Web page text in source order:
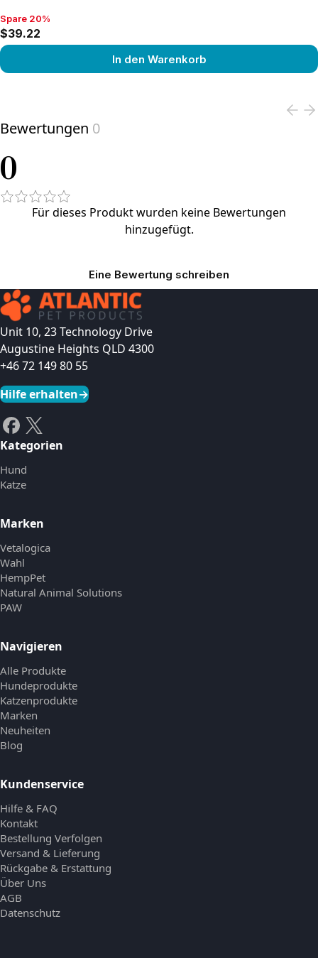
Spare 20%, $39.22
Spare 20%
$39.22
In den Warenkorb
Bewertungen 0
0
Für dieses Produkt wurden keine Bewertungen
hinzugefügt.
Eine Bewertung schreiben
Unit 10, 23 Technology Drive
Augustine Heights QLD 4300
+46 72 149 80 55
Hilfe erhalten→
Kategorien
Hund
Katze
Marken
Vetalogica
Wahl
HempPet
Natural Animal Solutions
PAW
Navigieren
Alle Produkte
Hundeprodukte
Katzenprodukte
Marken
Neuheiten
Blog
Kundenservice
Hilfe & FAQ
Kontakt
Bestellung Verfolgen
Versand & Lieferung
Rückgabe & Erstattung
Über Uns
AGB
Datenschutz